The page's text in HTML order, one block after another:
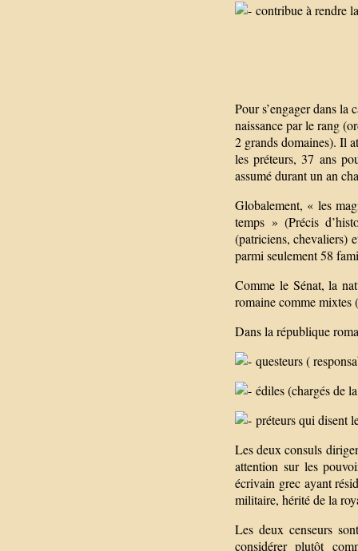
contribue à rendre
Pour s’engager dans
naissance par le rang
2 grands domaines). Il
les préteurs, 37 ans
assumé durant un an
Globalement, « les
temps » (Précis
(patriciens, chevaliers)
parmi seulement 58
Comme le Sénat, la
romaine comme mixtes
Dans la république
questeurs (
édiles (chargés de
préteurs qui disent
Les deux consuls
attention sur les
écrivain grec ayant
militaire, hérité de la
Les deux censeurs
considérer plutôt